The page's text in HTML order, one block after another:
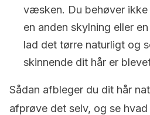
væsken. Du behøver
en anden skylning eller
lad det tørre naturligt og
skinnende dit hår er
Sådan afbleger du dit hår
afprøve det selv, og se